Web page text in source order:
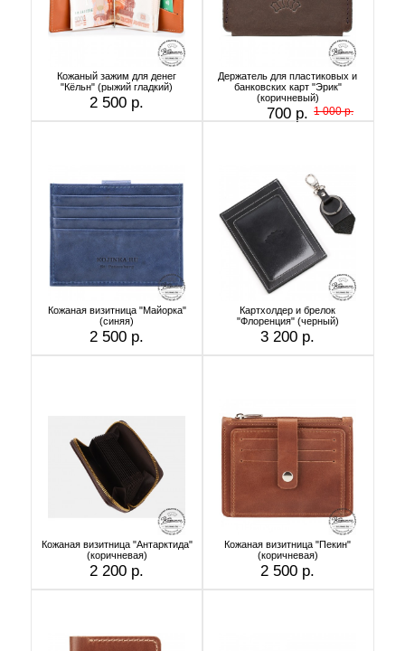
Кожаный зажим для денег
"Кёльн" (рыжий гладкий)
2 500 р.
Держатель для пластиковых и
банковских карт "Эрик"
(коричневый)
700 р. 1 000 р.
Кожаная визитница "Майорка"
(синяя)
2 500 р.
Картхолдер и брелок
"Флоренция" (черный)
3 200 р.
Кожаная визитница "Антарктида"
(коричневая)
2 200 р.
Кожаная визитница "Пекин"
(коричневая)
2 500 р.